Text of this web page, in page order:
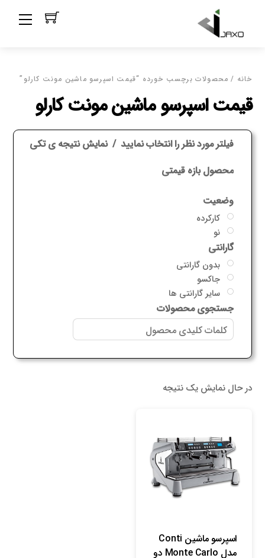
content
خانه / محصولات برچسب خورده “قیمت اسپرسو ماشین مونت کارلو”
قیمت اسپرسو ماشین مونت کارلو
فیلتر مورد نظر را انتخاب نمایید نمایش نتیجه ی تکی
محصول بازه قیمتی
وضعیت
کارکرده
نو
گارانتی
بدون گارانتی
جاکسو
سایر گارانتی ها
جستجوی محصولات
در حال نمایش یک نتیجه
اسپرسو ماشین Conti
مدل Monte Carlo دو